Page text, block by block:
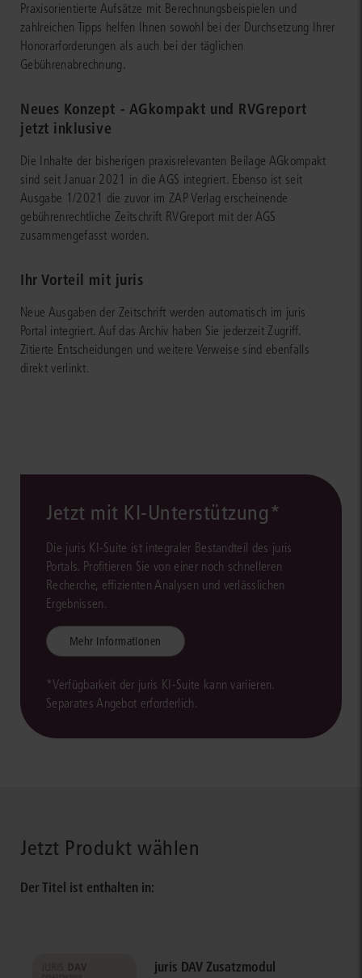
Praxisorientierte Aufsätze mit Berechnungsbeispielen und
zahlreichen Tipps helfen Ihnen sowohl bei der Durchsetzung Ihrer
Honorarforderungen als auch bei der täglichen
Gebührenabrechnung.
Neues Konzept - AGkompakt und RVGreport
jetzt inklusive
Die Inhalte der bisherigen praxisrelevanten Beilage AGkompakt
sind seit Januar 2021 in die AGS integriert. Ebenso ist seit
Ausgabe 1/2021 die zuvor im ZAP Verlag erscheinende
gebührenrechtliche Zeitschrift RVGreport mit der AGS
zusammengefasst worden.
Ihr Vorteil mit juris
Neue Ausgaben der Zeitschrift werden automatisch im juris
Portal integriert. Auf das Archiv haben Sie jederzeit Zugriff.
Zitierte Entscheidungen und weitere Verweise sind ebenfalls
direkt verlinkt.
Jetzt mit KI-Unterstützung*
Die juris KI-Suite ist integraler Bestandteil des juris
Portals. Profitieren Sie von einer noch schnelleren
Recherche, effizienten Analysen und verlässlichen
Ergebnissen.
Mehr Informationen
*Verfügbarkeit der juris KI-Suite kann variieren.
Separates Angebot erforderlich.
Jetzt Produkt wählen
Der Titel ist enthalten in:
juris DAV Zusatzmodul